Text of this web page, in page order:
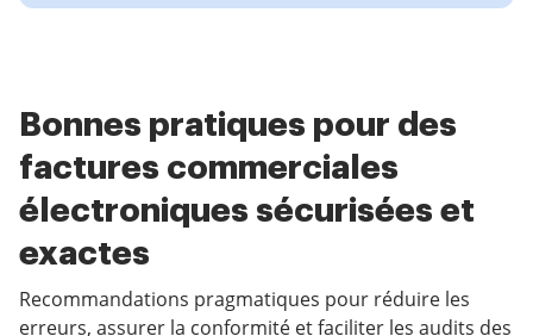
Bonnes pratiques pour des
factures commerciales
électroniques sécurisées et
exactes
Recommandations pragmatiques pour réduire les
erreurs, assurer la conformité et faciliter les audits des